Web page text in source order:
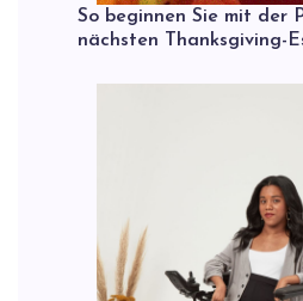
So beginnen Sie mit der
nächsten Thanksgiving-